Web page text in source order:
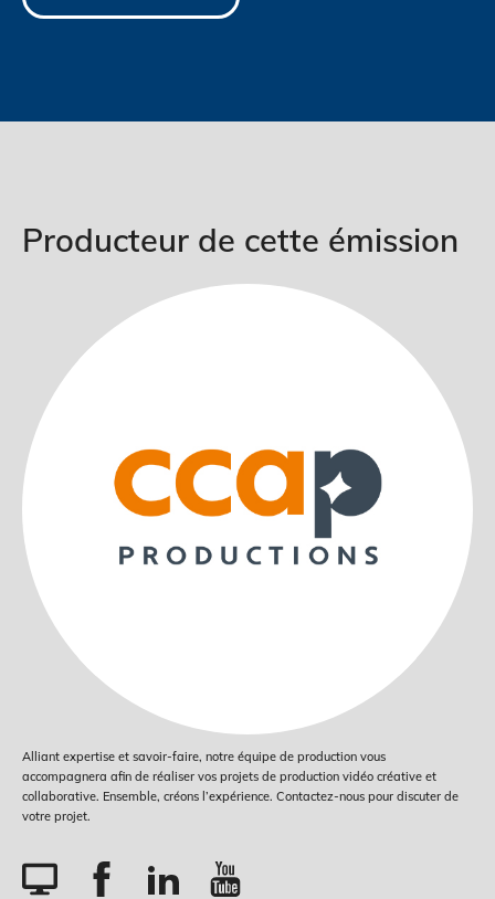
Producteur de cette émission
Alliant expertise et savoir-faire, notre équipe de production vous
accompagnera afin de réaliser vos projets de production vidéo créative et
collaborative. Ensemble, créons l’expérience. Contactez-nous pour discuter de
votre projet.